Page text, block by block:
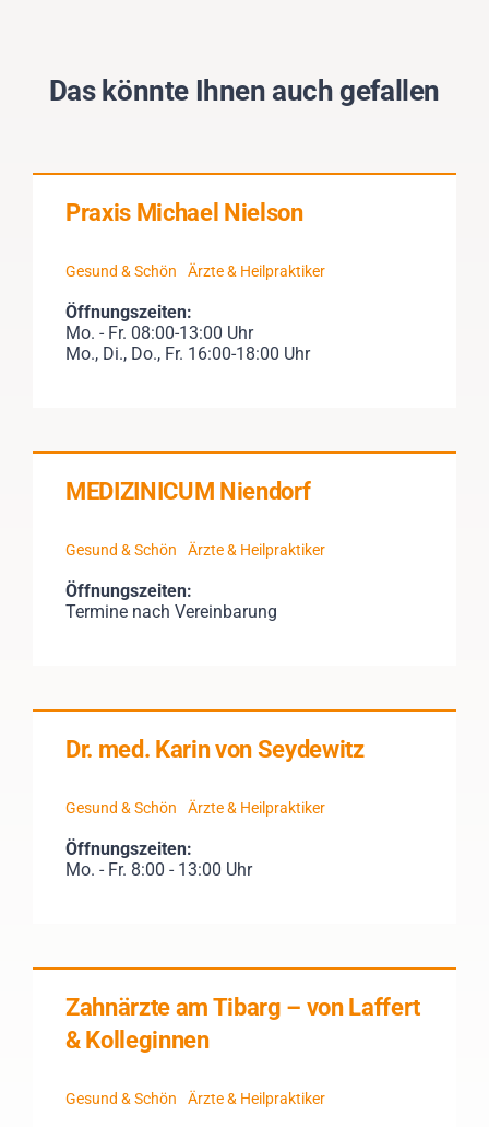
Das könnte Ihnen auch gefallen
Praxis Michael Nielson
Gesund & Schön Ärzte & Heilpraktiker
Öffnungszeiten:
Mo. - Fr. 08:00-13:00 Uhr
Mo., Di., Do., Fr. 16:00-18:00 Uhr
MEDIZINICUM Niendorf
Gesund & Schön Ärzte & Heilpraktiker
Öffnungszeiten:
Termine nach Vereinbarung
Dr. med. Karin von Seydewitz
Gesund & Schön Ärzte & Heilpraktiker
Öffnungszeiten:
Mo. - Fr. 8:00 - 13:00 Uhr
Zahnärzte am Tibarg – von Laffert
& Kolleginnen
Gesund & Schön Ärzte & Heilpraktiker